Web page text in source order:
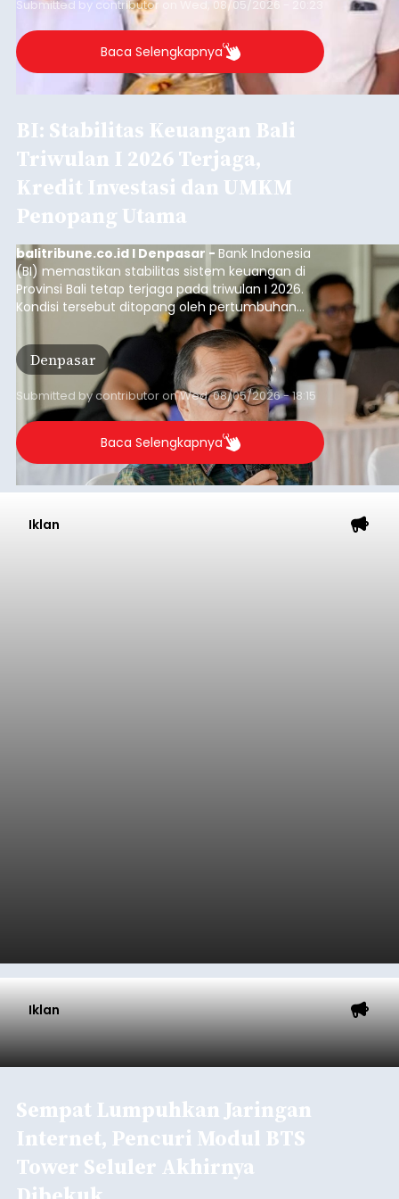
Submitted by contributor Wed, 08/05/2026 - 20:23
Baca Selengkapnya
BI: Stabilitas Keuangan Bali
Triwulan I 2026 Terjaga,
Kredit Investasi dan UMKM
Penopang Utama
balitribune.co.id I Denpasar - Bank Indonesia
(BI) memastikan stabilitas sistem keuangan di
Provinsi Bali tetap terjaga pada triwulan I 2026.
Kondisi tersebut ditopang oleh pertumbuhan
penyaluran kredit yang masih positif, terutama
pada sektor-sektor utama penggerak ekonomi
daerah, dengan risiko kredit yang tetap
terkendali.
Denpasar
Submitted bycontributoronWed, 08/05/2026 - 18:15
Baca Selengkapnya
Iklan
Iklan
Sempat Lumpuhkan Jaringan
Internet, Pencuri Modul BTS
Tower Seluler Akhirnya